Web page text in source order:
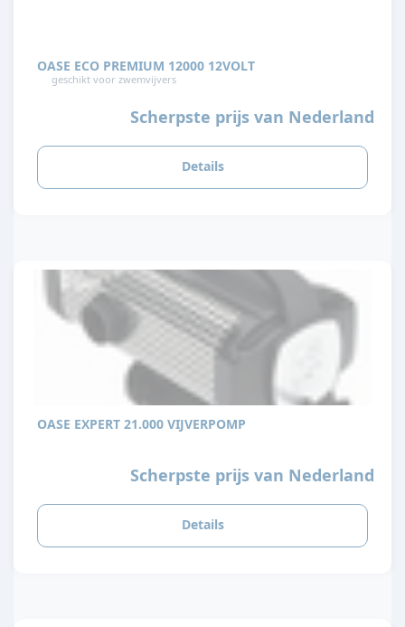
OASE ECO PREMIUM 12000 12VOLT
geschikt voor zwemvijvers
Scherpste prijs van Nederland
Details
OASE EXPERT 21.000 VIJVERPOMP
Scherpste prijs van Nederland
Details